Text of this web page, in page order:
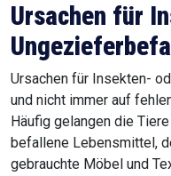
Ursachen für
Ursachen für Insekten-
und nicht immer auf
Häufig gelangen die
befallene Lebensmittel,
gebrauchte Möbel und